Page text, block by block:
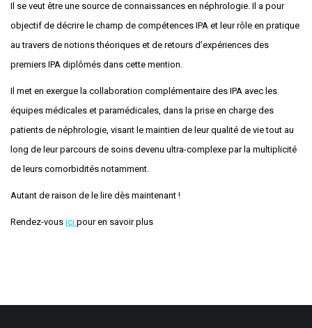
Il se veut être une source de connaissances en néphrologie. Il a pour
objectif de décrire le champ de compétences IPA et leur rôle en pratique
au travers de notions théoriques et de retours d’expériences des
premiers IPA diplômés dans cette mention.
Il met en exergue la collaboration complémentaire des IPA avec les
équipes médicales et paramédicales, dans la prise en charge des
patients de néphrologie, visant le maintien de leur qualité de vie tout au
long de leur parcours de soins devenu ultra-complexe par la multiplicité
de leurs comorbidités notamment.
Autant de raison de le lire dès maintenant !
Rendez-vous ici pour en savoir plus